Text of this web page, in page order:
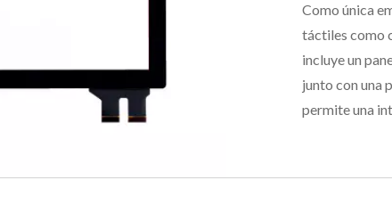
Como única
táctiles como
incluye un
junto con una
permite una